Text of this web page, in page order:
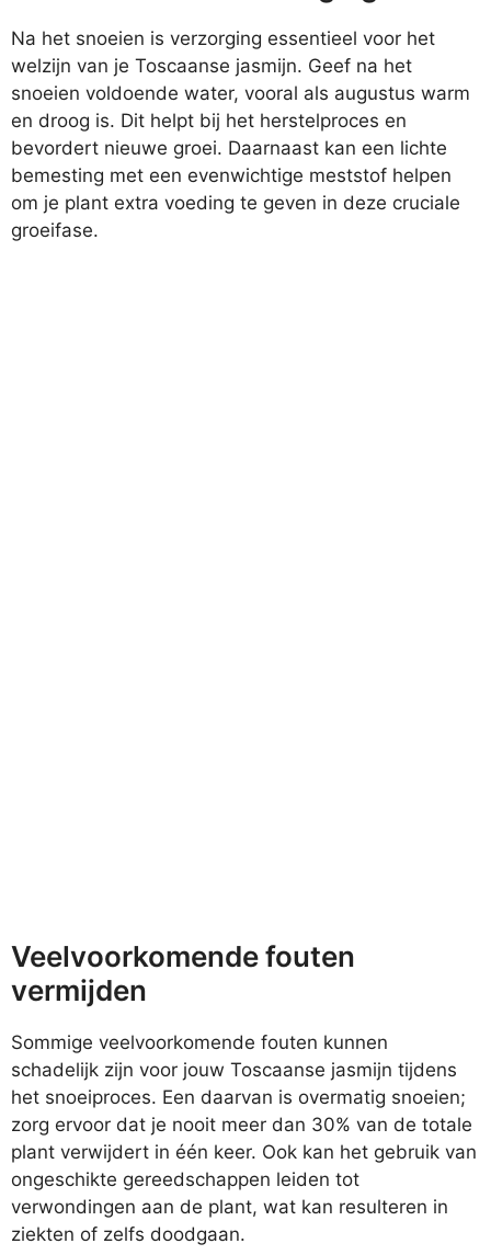
Na het snoeien is verzorging essentieel voor het
welzijn van je Toscaanse jasmijn. Geef na het
snoeien voldoende water, vooral als augustus warm
en droog is. Dit helpt bij het herstelproces en
bevordert nieuwe groei. Daarnaast kan een lichte
bemesting met een evenwichtige meststof helpen
om je plant extra voeding te geven in deze cruciale
groeifase.
Veelvoorkomende fouten
vermijden
Sommige veelvoorkomende fouten kunnen
schadelijk zijn voor jouw Toscaanse jasmijn tijdens
het snoeiproces. Een daarvan is overmatig snoeien;
zorg ervoor dat je nooit meer dan 30% van de totale
plant verwijdert in één keer. Ook kan het gebruik van
ongeschikte gereedschappen leiden tot
verwondingen aan de plant, wat kan resulteren in
ziekten of zelfs doodgaan.